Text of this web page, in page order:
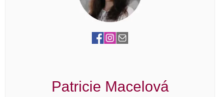
Patricie Macelová